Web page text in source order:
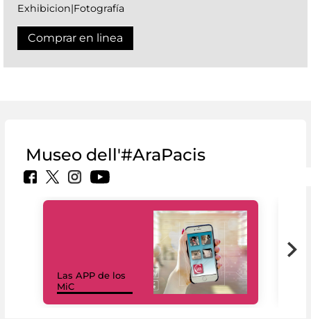
Exhibicion|Fotografía
Comprar en linea
Museo dell'#AraPacis
Las APP de los
MiC